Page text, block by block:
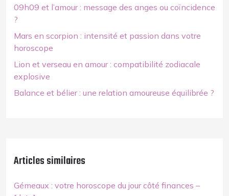
09h09 et l’amour : message des anges ou coïncidence
?
Mars en scorpion : intensité et passion dans votre
horoscope
Lion et verseau en amour : compatibilité zodiacale
explosive
Balance et bélier : une relation amoureuse équilibrée ?
Articles similaires
Gémeaux : votre horoscope du jour côté finances –